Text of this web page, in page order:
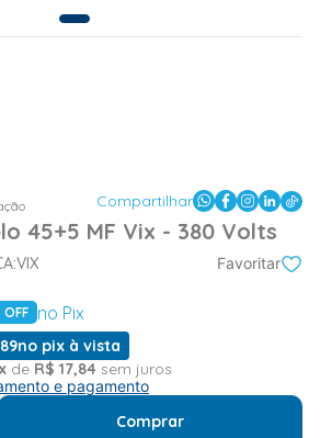
Compartilhar
45+5 MF Vix - 380 Volts
VIX Favoritar
OFF no Pix
89no pix à vista
x de R$ 17,84 sem juros
e pagamento
Comprar